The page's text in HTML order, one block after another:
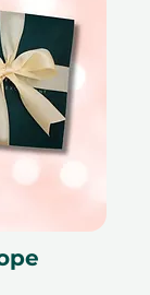
uplatnění a
na
předmětem
ve stejný
našim
Zrušení
učinit